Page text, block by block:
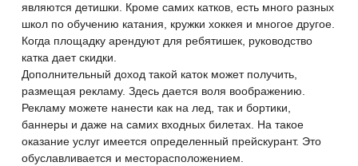
являются детишки. Кроме самих катков, есть много разных
школ по обучению катания, кружки хоккея и многое другое.
Когда площадку арендуют для ребятишек, руководство
катка дает скидки.
Дополнительный доход такой каток может получить,
размещая рекламу. Здесь дается воля воображению.
Рекламу можете нанести как на лед, так и бортики,
баннеры и даже на самих входных билетах. На такое
оказание услуг имеется определенный прейскурант. Это
обуславливается и месторасположением.